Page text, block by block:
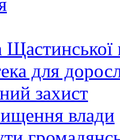
Щастинської
для
захист
влади